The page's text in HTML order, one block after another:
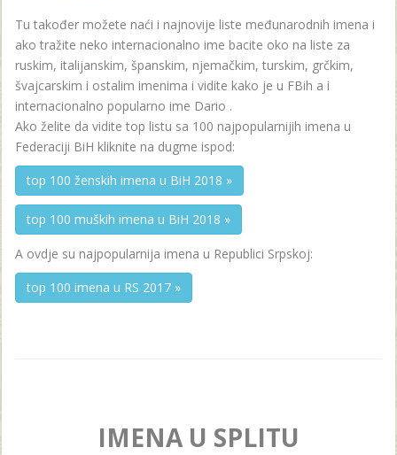
Tu također možete naći i najnovije liste međunarodnih imena i
ako tražite neko internacionalno ime bacite oko na liste za
ruskim, italijanskim, španskim, njemačkim, turskim, grčkim,
švajcarskim i ostalim imenima i vidite kako je u FBih a i
internacionalno popularno ime Dario .
Ako želite da vidite top listu sa 100 najpopularnijih imena u
Federaciji BiH kliknite na dugme ispod:
top 100 ženskih imena u BiH 2018 »
top 100 muških imena u BiH 2018 »
A ovdje su najpopularnija imena u Republici Srpskoj:
top 100 imena u RS 2017 »
IMENA U SPLITU